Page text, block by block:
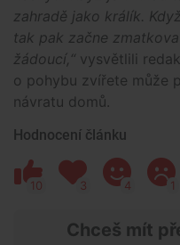
zahradě jako králík.
tak pak začne
žádoucí,“ vysvětlili
o pohybu zvířete může
návratu domů.
Hodnocení článku
10 3 4 1
Chceš mít